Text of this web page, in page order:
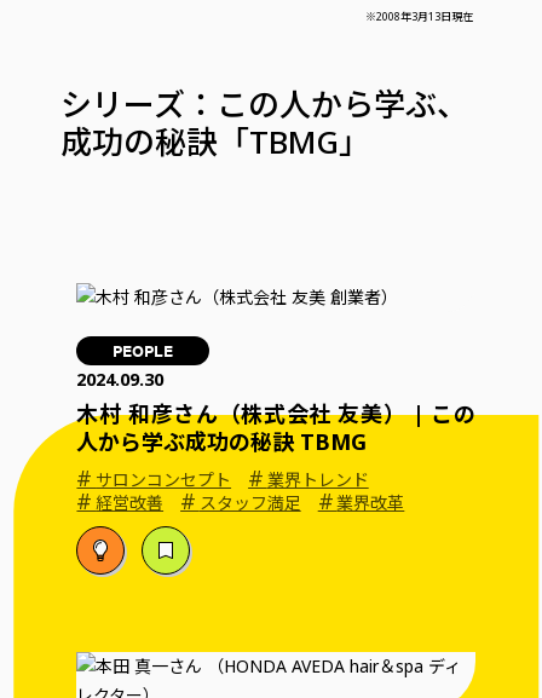
※2008年3月13日現在
シリーズ：この人から学ぶ、
成功の秘訣「TBMG」
PEOPLE
2024.09.30
木村 和彦さん（株式会社 友美） | この
人から学ぶ成功の秘訣 TBMG
# サロンコンセプト # 業界トレンド
#経営改善 # スタッフ満足 #業界改革